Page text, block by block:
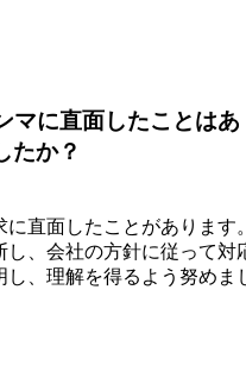
マに直面したことはあ
たか？
に直面したことがあります
、会社の方針に従って対
し、理解を得るよう努めま